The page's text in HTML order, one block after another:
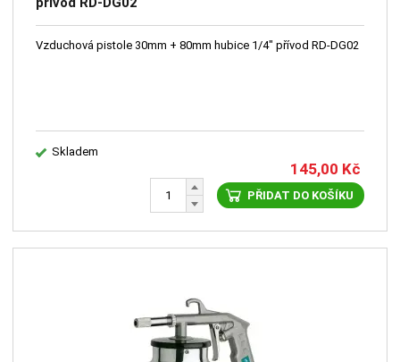
Vzduchová pistole 30mm + 80mm hubice 1/4" přívod RD-DG02
Skladem
145,00 Kč
PŘIDAT DO KOŠÍKU